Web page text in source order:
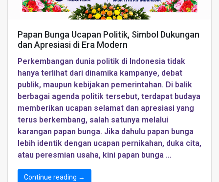
Papan Bunga Ucapan Politik, Simbol Dukungan
dan Apresiasi di Era Modern
Perkembangan dunia politik di Indonesia tidak
hanya terlihat dari dinamika kampanye, debat
publik, maupun kebijakan pemerintahan. Di balik
berbagai agenda politik tersebut, terdapat budaya
memberikan ucapan selamat dan apresiasi yang
terus berkembang, salah satunya melalui
karangan papan bunga. Jika dahulu papan bunga
lebih identik dengan ucapan pernikahan, duka cita,
atau peresmian usaha, kini papan bunga …
Continue reading →